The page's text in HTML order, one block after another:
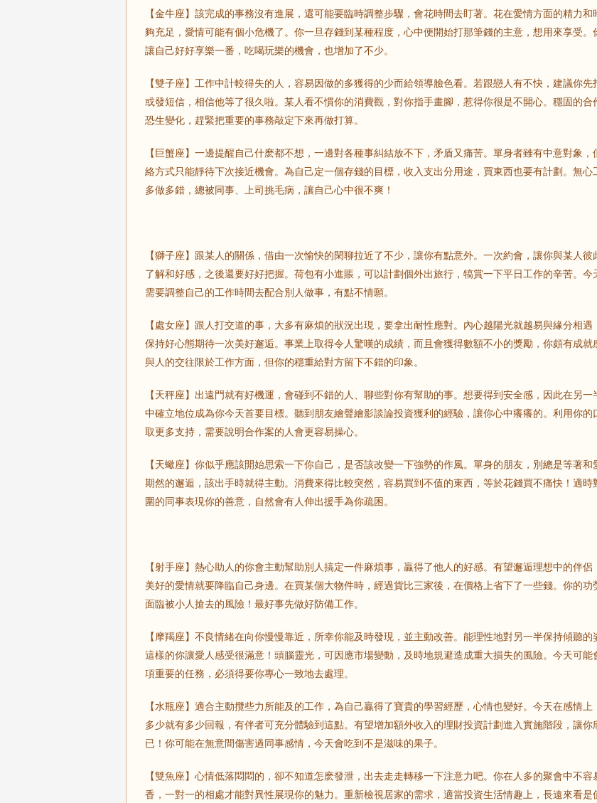
【金牛座】該完成的事務沒有進展，還可能要臨時調整步驟，會花時間去盯著。花在愛情方面的精力和
夠充足，愛情可能有個小危機了。你一旦存錢到某種程度，心中便開始打那筆錢的主意，想用來享受。
讓自己好好享樂一番，吃喝玩樂的機會，也增加了不少。
【雙子座】工作中計較得失的人，容易因做的多獲得的少而給領導臉色看。若跟戀人有不快，建議你先
或發短信，相信他等了很久啦。某人看不慣你的消費觀，對你指手畫腳，惹得你很是不開心。穩固的合
恐生變化，趕緊把重要的事務敲定下來再做打算。
【巨蟹座】一邊提醒自己什麽都不想，一邊對各種事糾結放不下，矛盾又痛苦。單身者雖有中意對象，
絡方式只能靜待下次接近機會。為自己定一個存錢的目標，收入支出分用途，買東西也要有計劃。無心
多做多錯，總被同事、上司挑毛病，讓自己心中很不爽！
【獅子座】跟某人的關係，借由一次愉快的閑聊拉近了不少，讓你有點意外。一次約會，讓你與某人彼
了解和好感，之後還要好好把握。荷包有小進賬，可以計劃個外出旅行，犒賞一下平日工作的辛苦。今
需要調整自己的工作時間去配合別人做事，有點不情願。
【處女座】跟人打交道的事，大多有麻煩的狀況出現，要拿出耐性應對。內心越陽光就越易與緣分相遇
保持好心態期待一次美好邂逅。事業上取得令人驚嘆的成績，而且會獲得數額不小的獎勵，你頗有成就
與人的交往限於工作方面，但你的穩重給對方留下不錯的印象。
【天秤座】出遠門就有好機運，會碰到不錯的人、聊些對你有幫助的事。想要得到安全感，因此在另一
中確立地位成為你今天首要目標。聽到朋友繪聲繪影談論投資獲利的經驗，讓你心中癢癢的。利用你的
取更多支持，需要說明合作案的人會更容易操心。
【天蠍座】你似乎應該開始思索一下你自己，是否該改變一下強勢的作風。單身的朋友，別總是等著和
期然的邂逅，該出手時就得主動。消費來得比較突然，容易買到不值的東西，等於花錢買不痛快！適時
圍的同事表現你的善意，自然會有人伸出援手為你疏困。
【射手座】熱心助人的你會主動幫助別人搞定一件麻煩事，贏得了他人的好感。有望邂逅理想中的伴侶
美好的愛情就要降臨自己身邊。在買某個大物件時，經過貨比三家後，在價格上省下了一些錢。你的功
面臨被小人搶去的風險！最好事先做好防備工作。
【摩羯座】不良情緒在向你慢慢靠近，所幸你能及時發現，並主動改善。能理性地對另一半保持傾聽的
這樣的你讓愛人感受很滿意！頭腦靈光，可因應市場變動，及時地規避造成重大損失的風險。今天可能
項重要的任務，必須得要你專心一致地去處理。
【水瓶座】適合主動攬些力所能及的工作，為自己贏得了寶貴的學習經歷，心情也變好。今天在感情上
多少就有多少回報，有伴者可充分體驗到這點。有望增加額外收入的理財投資計劃進入實施階段，讓你
已！你可能在無意間傷害過同事感情，今天會吃到不是滋味的果子。
【雙魚座】心情低落悶悶的，卻不知道怎麽發泄，出去走走轉移一下注意力吧。你在人多的聚會中不容
香，一對一的相處才能對異性展現你的魅力。重新檢視居家的需求，適當投資生活情趣上，長遠來看是
鼠 牛
猴 雞